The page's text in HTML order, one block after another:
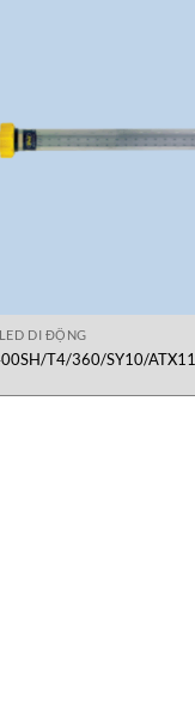
DI ĐỘNG
T4/360/SY10/